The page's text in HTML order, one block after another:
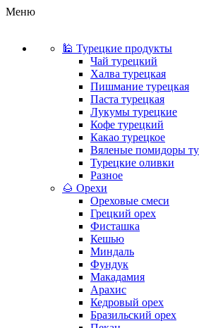
Меню
🕌 Турецкие продукты
Чай турецкий
Халва турецкая
Пишмание турецкая
Паста турецкая
Лукумы турецкие
Кофе турецкий
Какао турецкое
Вяленые помидоры
Турецкие оливки
Разное
🌰 Орехи
Ореховые смеси
Грецкий орех
Фисташка
Кешью
Миндаль
Фундук
Макадамия
Арахис
Кедровый орех
Бразильский орех